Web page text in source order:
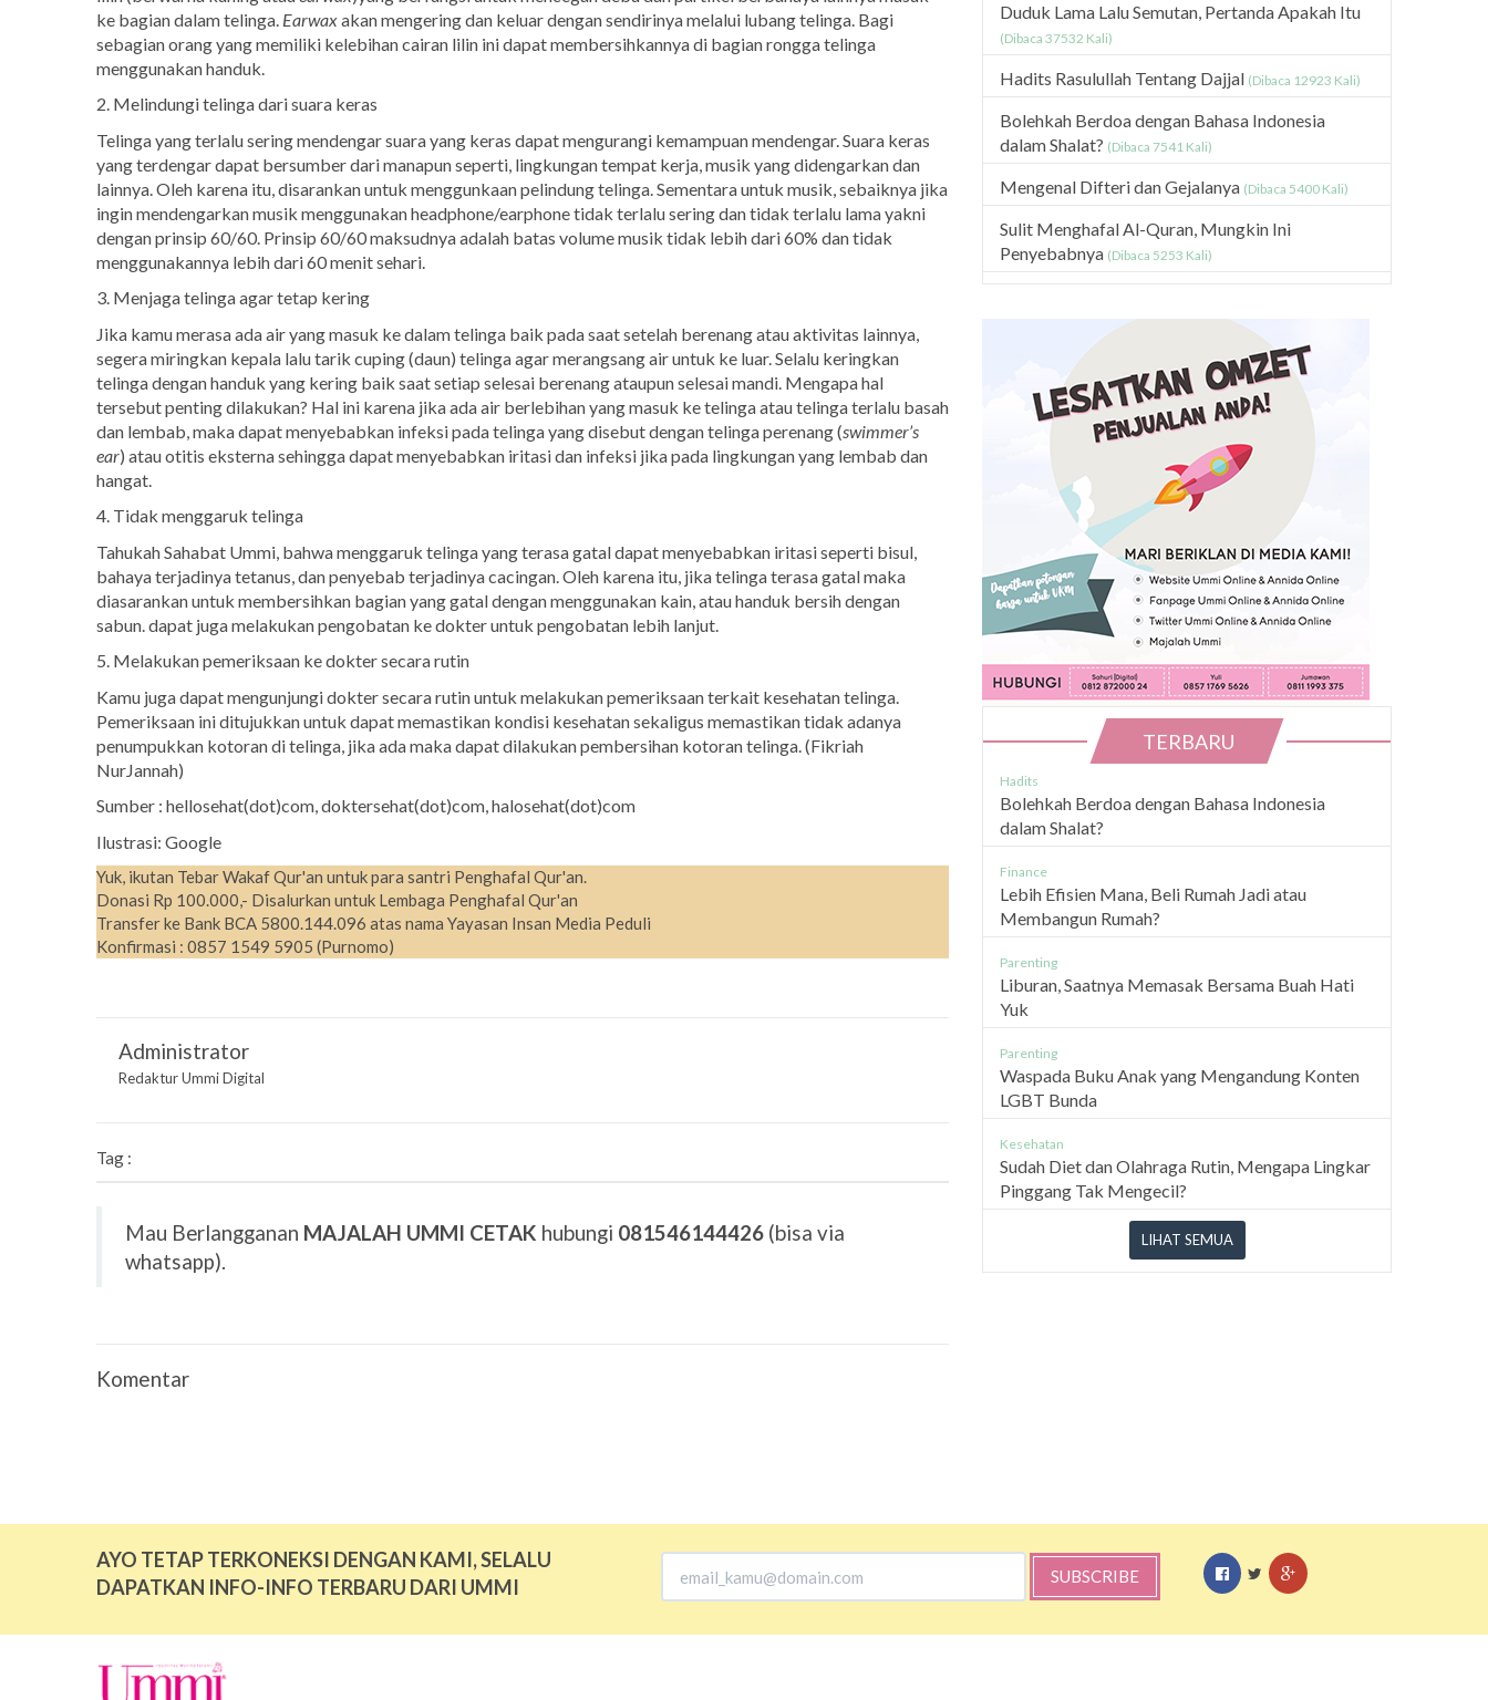
ke bagian dalam telinga. Earwaxakan mengering dan keluar dengan sendirinya melalui lubang telinga. Bagi
sebagian orang yang memiliki kelebihan cairan lilin ini dapat membersihkannya di bagian rongga telinga
menggunakan handuk.
2. Melindungi telinga dari suara keras
Telinga yang terlalu sering mendengar suara yang keras dapat mengurangi kemampuan mendengar. Suara keras
yang terdengar dapat bersumber dari manapun seperti, lingkungan tempat kerja, musik yang didengarkan dan
lainnya. Oleh karena itu, disarankan untuk menggunkaan pelindung telinga. Sementara untuk musik, sebaiknya jika
ingin mendengarkan musik menggunakan headphone/earphone tidak terlalu sering dan tidak terlalu lama yakni
dengan prinsip 60/60. Prinsip 60/60 maksudnya adalah batas volume musik tidak lebih dari 60% dan tidak
menggunakannya lebih dari 60 menit sehari.
3. Menjaga telinga agar tetap kering
Jika kamu merasa ada air yang masuk ke dalam telinga baik pada saat setelah berenang atau aktivitas lainnya,
segera miringkan kepala lalu tarik cuping (daun) telinga agar merangsang air untuk ke luar. Selalu keringkan
telinga dengan handuk yang kering baik saat setiap selesai berenang ataupun selesai mandi. Mengapa hal
tersebut penting dilakukan? Hal ini karena jika ada air berlebihan yang masuk ke telinga atau telinga terlalu basah
dan lembab, maka dapat menyebabkan infeksi pada telinga yang disebut dengan telinga perenang (swimmer’s
ear) atau otitis eksterna sehingga dapat menyebabkan iritasi dan infeksi jika pada lingkungan yang lembab dan
hangat.
4. Tidak menggaruk telinga
Tahukah Sahabat Ummi, bahwa menggaruk telinga yang terasa gatal dapat menyebabkan iritasi seperti bisul,
bahaya terjadinya tetanus, dan penyebab terjadinya cacingan. Oleh karena itu, jika telinga terasa gatal maka
diasarankan untuk membersihkan bagian yang gatal dengan menggunakan kain, atau handuk bersih dengan
sabun. dapat juga melakukan pengobatan ke dokter untuk pengobatan lebih lanjut.
5. Melakukan pemeriksaan ke dokter secara rutin
Kamu juga dapat mengunjungi dokter secara rutin untuk melakukan pemeriksaan terkait kesehatan telinga.
Pemeriksaan ini ditujukkan untuk dapat memastikan kondisi kesehatan sekaligus memastikan tidak adanya
penumpukkan kotoran di telinga, jika ada maka dapat dilakukan pembersihan kotoran telinga. (Fikriah
NurJannah)
Sumber : hellosehat(dot)com, doktersehat(dot)com, halosehat(dot)com
Ilustrasi: Google
Yuk, ikutan Tebar Wakaf Qur'an untuk para santri Penghafal Qur'an.
Donasi Rp 100.000,- Disalurkan untuk Lembaga Penghafal Qur'an
Transfer ke Bank BCA 5800.144.096 atas nama Yayasan Insan Media Peduli
Konfirmasi : 0857 1549 5905 (Purnomo)
Administrator
Redaktur Ummi Digital
Tag :
Mau Berlangganan MAJALAH UMMI CETAK hubungi 081546144426 (bisa via
whatsapp).
Komentar
Duduk Lama Lalu Semutan, Pertanda Apakah Itu
(Dibaca 37532 Kali)
Hadits Rasulullah Tentang Dajjal (Dibaca 12923 Kali)
Bolehkah Berdoa dengan Bahasa Indonesia
dalam Shalat? (Dibaca 7541 Kali)
Mengenal Difteri dan Gejalanya (Dibaca 5400 Kali)
Sulit Menghafal Al-Quran, Mungkin Ini
Penyebabnya (Dibaca 5253 Kali)
TERBARU
Hadits
Bolehkah Berdoa dengan Bahasa Indonesia
dalam Shalat?
Finance
Lebih Efisien Mana, Beli Rumah Jadi atau
Membangun Rumah?
Parenting
Liburan, Saatnya Memasak Bersama Buah Hati
Yuk
Parenting
Waspada Buku Anak yang Mengandung Konten
LGBT Bunda
Kesehatan
Sudah Diet dan Olahraga Rutin, Mengapa Lingkar
Pinggang Tak Mengecil?
LIHAT SEMUA
AYO TETAP TERKONEKSI DENGAN KAMI, SELALU
DAPATKAN INFO-INFO TERBARU DARI UMMI
SUBSCRIBE